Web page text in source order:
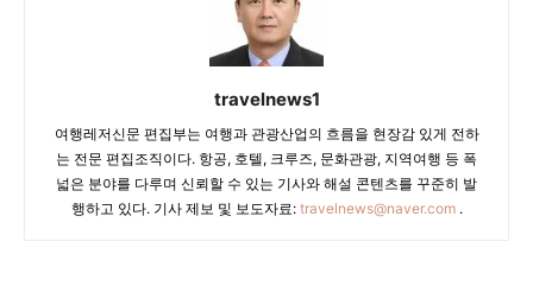
travelnews1
여행레저신문 편집부는 여행과 관광산업의 흐름을 현장감 있게 전하
는 전문 편집조직이다. 항공, 호텔, 크루즈, 문화관광, 지역여행 등 폭
넓은 분야를 다루며 신뢰할 수 있는 기사와 해설 콘텐츠를 꾸준히 발
행하고 있다. 기사 제보 및 보도자료: travelnews@naver.com.